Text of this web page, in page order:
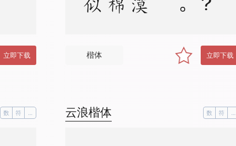
立即下载 楷体 立即下载
数 符 ... 云浪楷体 数 符 ...